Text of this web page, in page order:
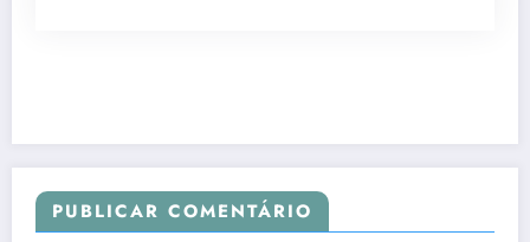
PUBLICAR COMENTÁRIO